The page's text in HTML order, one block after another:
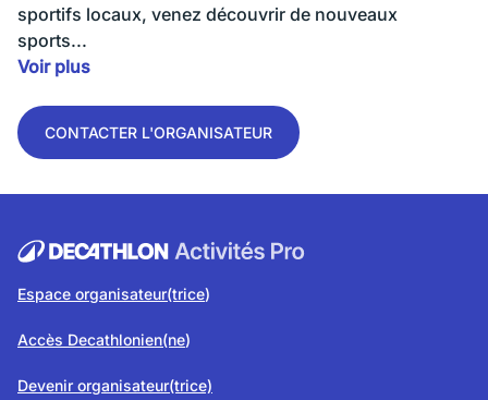
sportifs locaux, venez découvrir de nouveaux
sports...
Voir plus
CONTACTER L'ORGANISATEUR
Espace organisateur(trice)
Accès Decathlonien(ne)
Devenir organisateur(trice)